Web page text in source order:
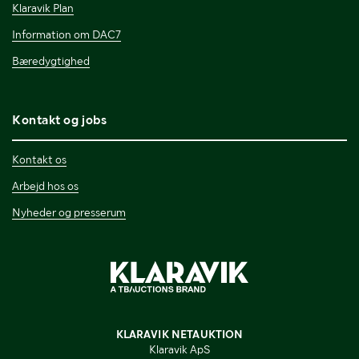
Klaravik Plan
Information om DAC7
Bæredygtighed
Kontakt og jobs
Kontakt os
Arbejd hos os
Nyheder og presserum
KLARAVIK NETAUKTION
Klaravik ApS